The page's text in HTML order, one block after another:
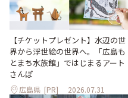
【チケットプレゼント】水辺の世
界から浮世絵の世界へ。「広島も
とまち水族館」ではじまるアート
さんぽ
広島県 [PR] 2026.07.31